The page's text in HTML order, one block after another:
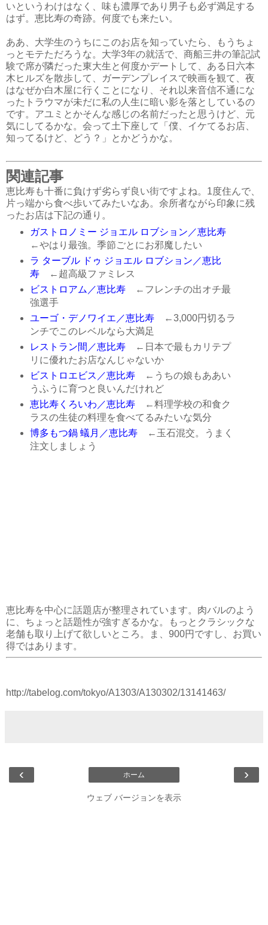
いというわけはなく、味も濃厚であり男子も必ず満足する
はず。恵比寿の奇跡。何度でも来たい。
ああ、大学生のうちにこのお店を知っていたら、もうちょ
っとモテただろうな。大学3年の就活で、商船三井の筆記試
験で席が隣だった東大生と何度かデートして、ある日六本
木ヒルズを散歩して、ガーデンプレイスで映画を観て、夜
はなぜか白木屋に行くことになり、それ以来音信不通にな
ったトラウマが未だに私の人生に暗い影を落としているの
です。アユミとかそんな感じの名前だったと思うけど、元
気にしてるかな。会って土下座して「僕、イケてるお店、
知ってるけど、どう？」とかどうかな。
関連記事
恵比寿も十番に負けず劣らず良い街ですよね。1度住んで、
片っ端から食べ歩いてみたいなあ。余所者ながら印象に残
ったお店は下記の通り。
ガストロノミー ジョエル ロブション／恵比寿
←やはり最強。季節ごとにお邪魔したい
ラ ターブル ドゥ ジョエル ロブション／恵比
寿←超高級ファミレス
ビストロアム／恵比寿←フレンチの出オチ最
強選手
ユーゴ・デノワイエ／恵比寿←3,000円切るラ
ンチでこのレベルなら大満足
レストラン間／恵比寿←日本で最もカリテプ
リに優れたお店なんじゃないか
ビストロエビス／恵比寿←うちの娘もああい
うふうに育つと良いんだけれど
恵比寿くろいわ／恵比寿←料理学校の和食ク
ラスの生徒の料理を食べてるみたいな気分
博多もつ鍋 蟻月／恵比寿←玉石混交。うまく
注文しましょう
恵比寿を中心に話題店が整理されています。肉バルのよう
に、ちょっと話題性が強すぎるかな。もっとクラシックな
老舗も取り上げて欲しいところ。ま、900円ですし、お買い
得ではあります。
http://tabelog.com/tokyo/A1303/A130302/13141463/
‹ ›
ホーム
ウェブ バージョンを表示